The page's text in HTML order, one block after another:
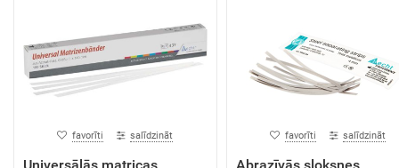
favorīti salīdzināt
Universālās matricas
favorīti salīdzināt
Abrazīvās sloksnes